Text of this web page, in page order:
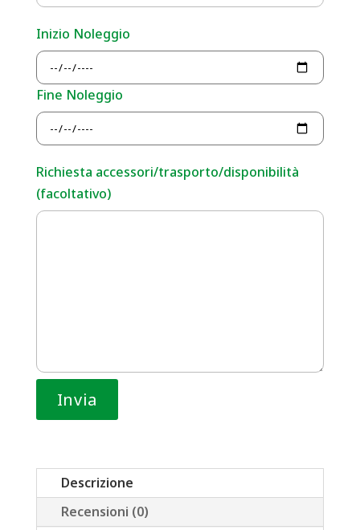
Inizio Noleggio
Fine Noleggio
Richiesta accessori/trasporto/disponibilità
(facoltativo)
Descrizione
Recensioni (0)